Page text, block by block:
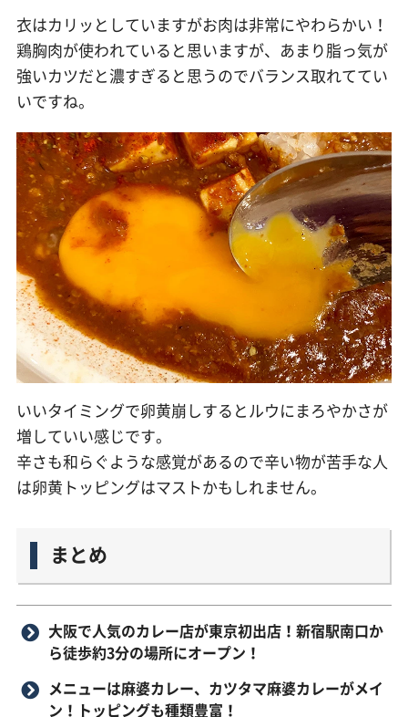
衣はカリッとしていますがお肉は非常にやわらかい！
鶏胸肉が使われていると思いますが、あまり脂っ気が
強いカツだと濃すぎると思うのでバランス取れててい
いですね。
いいタイミングで卵黄崩しするとルウにまろやかさが
増していい感じです。
辛さも和らぐような感覚があるので辛い物が苦手な人
は卵黄トッピングはマストかもしれません。
まとめ
大阪で人気のカレー店が東京初出店！新宿駅南口か
ら徒歩約3分の場所にオープン！
メニューは麻婆カレー、カツタマ麻婆カレーがメイ
ン！トッピングも種類豊富！